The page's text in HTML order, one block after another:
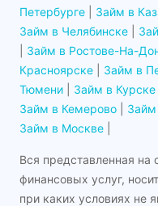
Петербурге
Займ в
Займ в Челябинске
Займ в Ростове-На-
Красноярске
Займ в
Тюмени
Займ в Курске
Займ в Кемерово
Займ
Займ в Москве
Вся представленная
финансовых услуг,
при каких условиях не